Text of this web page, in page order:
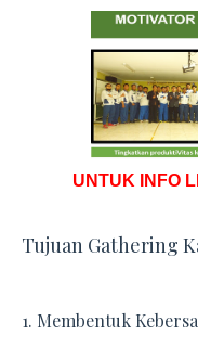
UNTUK INFO
Tujuan Gathering
1. Membentuk